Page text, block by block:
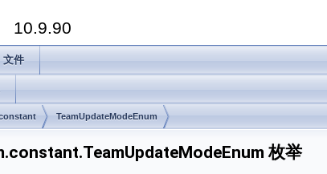
10.9.90
文件
TeamUpdateModeEnum
枚举